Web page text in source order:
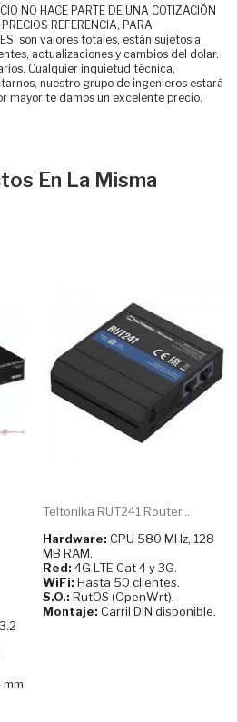
NO HACE PARTE DE UNA COTIZACIÓN
REFERENCIA, PARA
son valores totales, están sujetos a
actualizaciones y cambios del dolar.
Cualquier inquietud técnica,
nuestro grupo de ingenieros estará
mayor te damos un excelente precio.
En La Misma
Teltonika RUT241 Router...
Hardware: CPU 580 MHz, 128
MB RAM.
Red: 4G LTE Cat 4 y 3G.
WiFi: Hasta 50 clientes.
S.O.: RutOS (OpenWrt).
Montaje: Carril DIN disponible.